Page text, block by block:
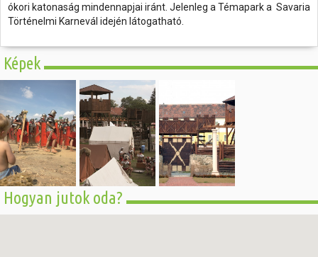
ókori katonaság mindennapjai iránt. Jelenleg a Témapark a Savaria
Történelmi Karnevál idején látogatható.
Képek
Hogyan jutok oda?